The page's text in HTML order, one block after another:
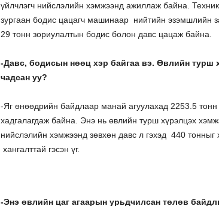
үйлчлэгч нийслэлийн хэмжээнд ажиллаж байна.
зургаан бодис цацагч машинаар нийтийн эзэмшлийн
29 тонн зориулалтын бодис болон давс цацаж байна.
-Давс, бодисын нөөц хэр байгаа вэ. Өвлийн турш
чадсан уу?
-Яг өнөөдрийн байдлаар манай агуулахад 2253.5
хадгалагдаж байна. Энэ нь өвлийн турш хүрэлцэх
нийслэлийн хэмжээнд зөвхөн давс л гэхэд 440 тонныг
хангалттай гэсэн үг.
-Энэ өвлийн цаг агаарын урьдчилсан төлөв